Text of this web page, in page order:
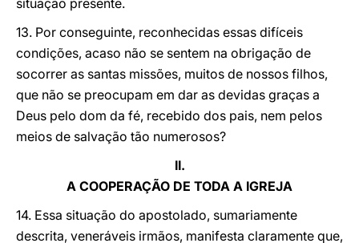
situação presente.
13. Por conseguinte, reconhecidas essas difíceis
condições, acaso não se sentem na obrigação de
socorrer as santas missões, muitos de nossos filhos,
que não se preocupam em dar as devidas graças a
Deus pelo dom da fé, recebido dos pais, nem pelos
meios de salvação tão numerosos?
II.
A COOPERAÇÃO DE TODA A IGREJA
14. Essa situação do apostolado, sumariamente
descrita, veneráveis irmãos, manifesta claramente que,